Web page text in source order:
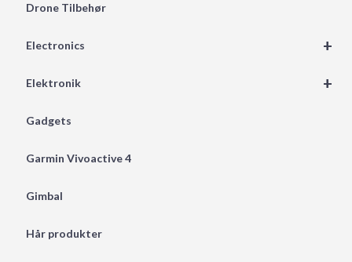
Drone Tilbehør
+
Electronics
+
Elektronik
Gadgets
Garmin Vivoactive 4
Gimbal
Hår produkter